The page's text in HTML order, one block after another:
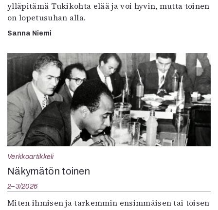
ylläpitämä Tukikohta elää ja voi hyvin, mutta toinen
on lopetusuhan alla.
Sanna Niemi
Verkkoartikkeli
Näkymätön toinen
2–3/2026
Miten ihmisen ja tarkemmin ensimmäisen tai toisen